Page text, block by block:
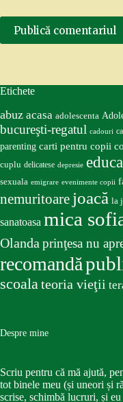
Publică comentariul
Etichete
abuz acasa adolescenta
bucureşti-regatul cadouri
parenting carti pentru copii
cuplu delicatese depresie
sexuala emigrare evenimente copii
nemuritoare joacă la
sanatoasa mica
Olandaprinţesa nu
recomandă
scoalateoria vieţii
Despre mine
Scriu pentru că mă ajută,
tot binele meu (și uneori și
scrise, schimbă lucruri, și